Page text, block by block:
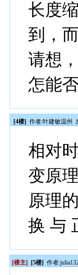
长度
到，
请想
怎能
[4楼] 作者:叶建敏温州
相对
变原
原理
换 与
[楼主] [5楼] 作者: